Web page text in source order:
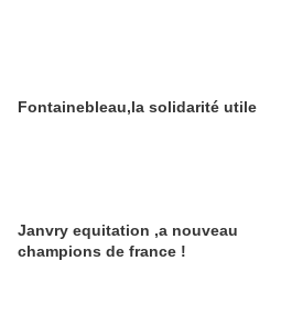
Fontainebleau,la solidarité utile
Janvry equitation ,a nouveau
champions de france !